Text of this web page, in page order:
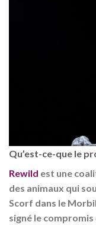
Qu’est-ce-que le
Rewild est une
des animaux qui
Scorf dans le
signé le